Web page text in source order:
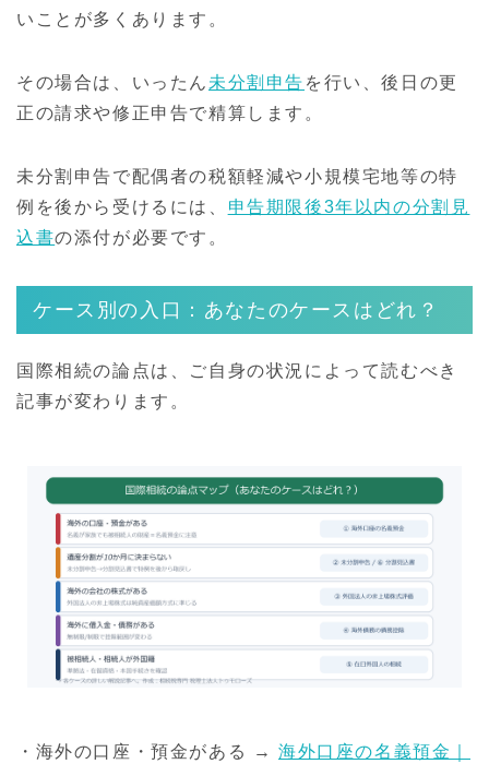
いことが多くあります。
その場合は、いったん 未分割申告 を行い、後日の更
正の請求や修正申告で精算します。
未分割申告で配偶者の税額軽減や小規模宅地等の特
例を後から受けるには、 申告期限後3年以内の分割見
込書の添付が必要です。
ケース別の入口：あなたのケースはどれ？
国際相続の論点は、ご自身の状況によって読むべき
記事が変わります。
・海外の口座・預金がある → 海外口座の名義預金｜